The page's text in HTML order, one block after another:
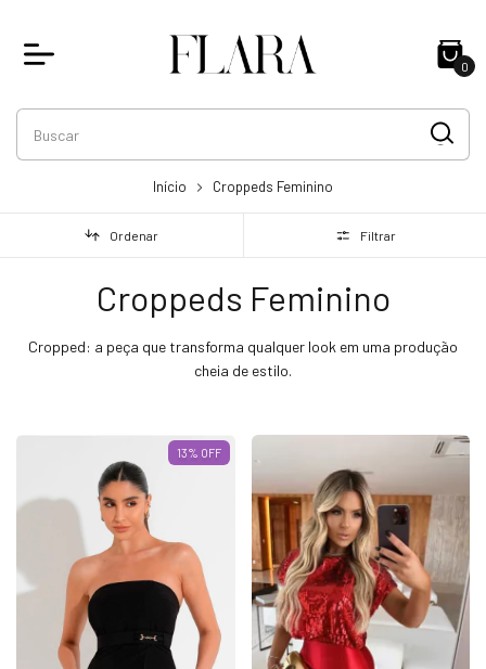
0
Início Croppeds Feminino
Ordenar Filtrar
Croppeds Feminino
Cropped: a peça que transforma qualquer look em uma produção
cheia de estilo.
13% OFF